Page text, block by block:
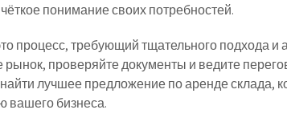
понимание своих потребностей.
процесс, требующий тщательного подхода и
проверяйте документы и ведите
лучшее предложение по аренде склада,
вашего бизнеса.